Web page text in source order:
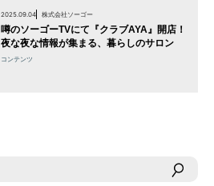
2025.09.04 株式会社ソーゴー
噂のソーゴーTVにて『クラブAYA』開店！
夜な夜な情報が集まる、暮らしのサロン
コンテンツ